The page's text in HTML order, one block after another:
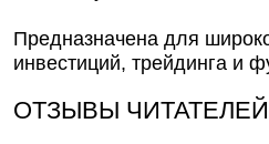
Предназначена для
инвестиций, трейдинга и
ОТЗЫВЫ